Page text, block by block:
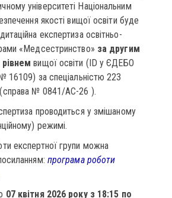
університеті Національним
якості вищої освіти буде
експертиза освітньо-
«Медсестринство» за другим
вищої освіти (ID у ЄДЕБО
16109) за спеціальністю 223
№ 0841/АС-26 ).
проводиться у змішаному
режимі.
експертної групи можна
програма роботи
07 квітня 2026 року з 18:15 по